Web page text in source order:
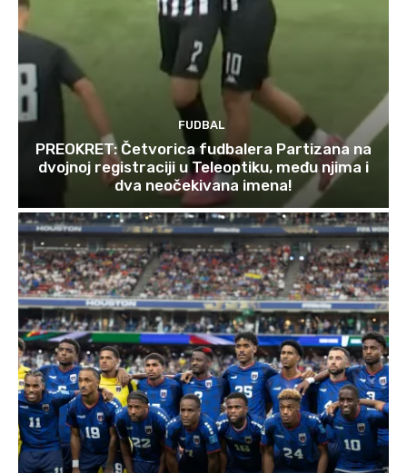
FUDBAL
PREOKRET: Četvorica fudbalera Partizana na
dvojnoj registraciji u Teleoptiku, među njima i
dva neočekivana imena!